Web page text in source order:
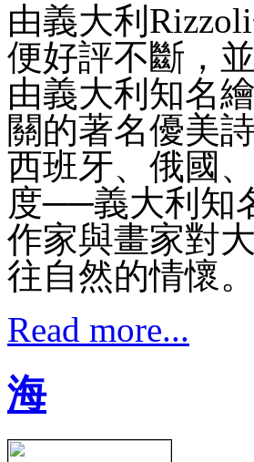
由義大利
便好評不斷，
由義大利知名
關的著名優美
西班牙、俄國
度──義大利知
作家與畫家對
往自然的情懷。
Read more...
海